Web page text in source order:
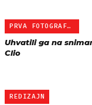
PRVA FOTOGRAFIJA
Uhvatili ga na
Clio
REDIZAJN